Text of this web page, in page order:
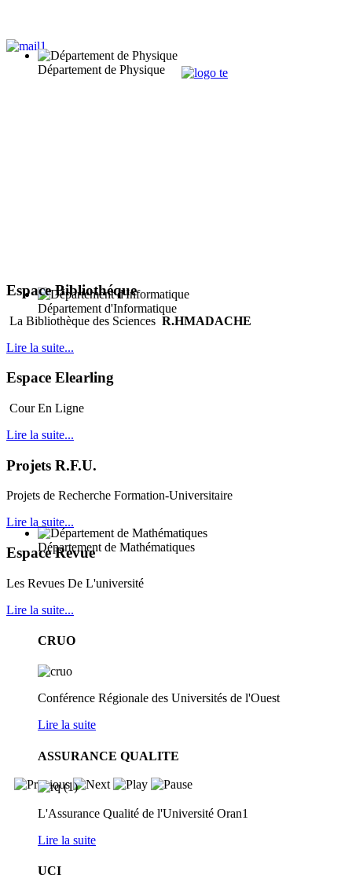
Département de Physique
Département d'Informatique
Département de Mathématiques
Espace Bibliothéque
La Bibliothèque des Sciences R.HMADACHE
Lire la suite...
Espace Elearling
Cour En Ligne
Lire la suite...
Projets R.F.U.
Projets de Recherche Formation-Universitaire
Lire la suite...
Espace Revue
Les Revues De L'université
Lire la suite...
CRUO
Conférence Régionale des Universités de l'Ouest
Lire la suite
ASSURANCE QUALITE
L'Assurance Qualité de l'Université Oran1
Lire la suite
UCI